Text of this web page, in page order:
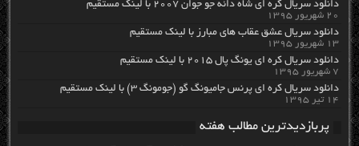
دانلود سریال کره ای شاه دائه جو جوان ۲۰۰۷ با لینک مستقیم
۲۰ شهریور ۱۳۹۵
دانلود سریال عشق عقاب های مبارز با لینک مستقیم
۱۳ شهریور ۱۳۹۵
دانلود سریال کره ای یونگ پال ۲۰۱۵ با لینک مستقیم
۷ شهریور ۱۳۹۵
دانلود سریال کره ای پرنس جامیونگ گو (جومونگ ۳) با لینک مستقیم
۱۴ تیر ۱۳۹۵
پربازدیدترین مطالب هفته